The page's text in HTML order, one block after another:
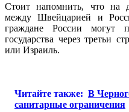
Стоит напомнить, что на
между Швейцарией и
граждане России могут
государства через третьи
или Израиль.
Читайте также: В
санитарные ограничения